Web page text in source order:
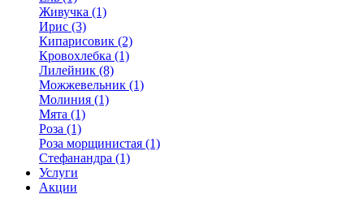
Живучка (1)
Ирис (3)
Кипарисовик (2)
Кровохлебка (1)
Лилейник (8)
Можжевельник (1)
Молиния (1)
Мята (1)
Роза (1)
Роза морщинистая (1)
Стефанандра (1)
Услуги
Акции